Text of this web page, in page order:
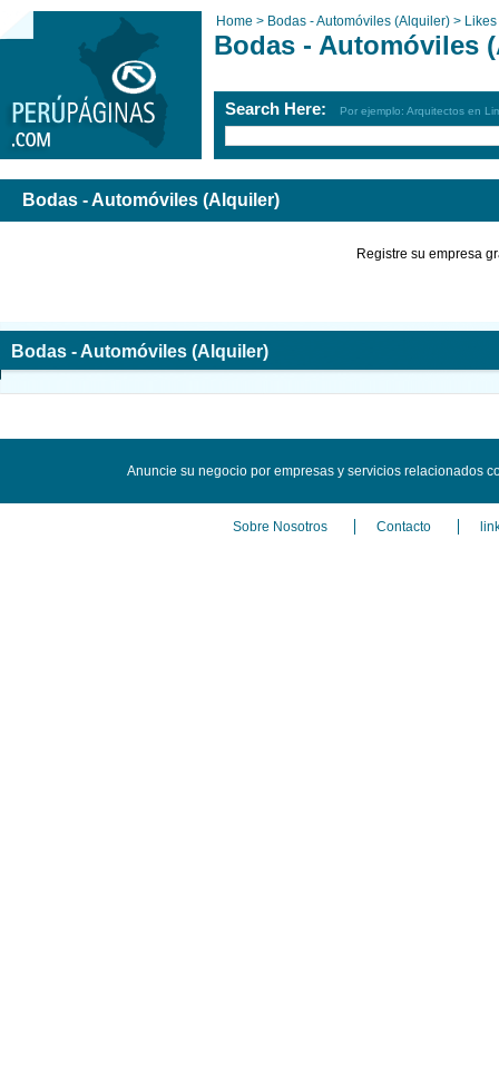
Home > Bodas - Automóviles (Alquiler) > Likes
Bodas - Automóviles
Search Here: Por ejemplo: Arquitectos en
Bodas - Automóviles (Alquiler)
Registre su empresa
Bodas - Automóviles (Alquiler)
Anuncie su negocio por empresas y servicios relacionados
Sobre Nosotros Contacto